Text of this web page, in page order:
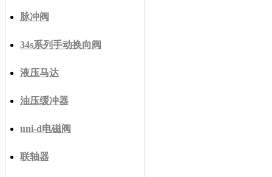
脉冲阀
34s系列手动换向阀
液压马达
油压缓冲器
uni-d电磁阀
联轴器